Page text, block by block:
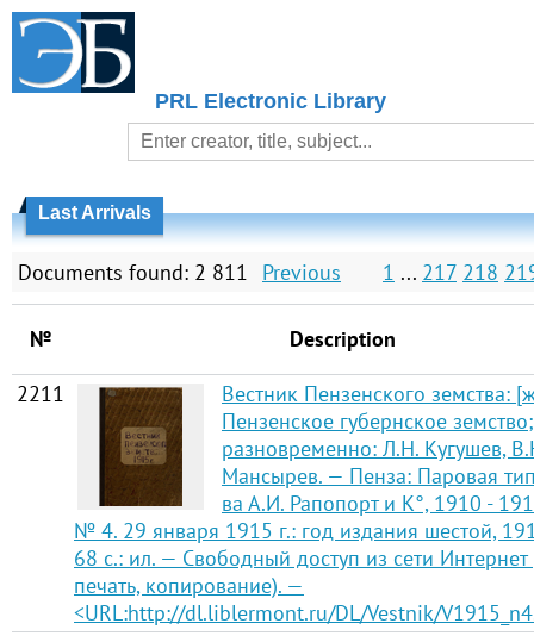
PRL Electronic Library
Last Arrivals
Documents found: 2 811 Previous 1 ... 217 218
№
Description
2211
Вестник Пензенского земства:
Пензенское губернское
разновременно: Л.Н. Кугушев,
Мансырев. — Пенза: Паровая
ва А.И. Рапопорт и К°, 1910 -
№ 4. 29 января 1915 г.: год издания шестой,
68 с.: ил. — Свободный доступ из сети Интернет
печать, копирование). —
<URL:http://dl.liblermont.ru/DL/Vestnik/